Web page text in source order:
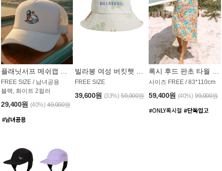
FREE SIZE / 남녀공용
블랙, 화이트 2컬러
29,400원 (40%) 49,000원
FREE SIZE
39,600원 (33%) 59,000원
사이즈 FREE / 83*110cm
59,400원 (40%) 99,000원